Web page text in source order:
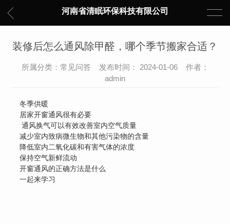
河南省清眠环保科技有限公司
装修后怎么通风除甲醛，哪个季节搬家合适？
所属分类：常见问答 发布时间： 2024-01-06 作者：
admin
冬季供暖
居家开窗通风很有必要
通风换气可以有效改善室内空气质量
减少室内致病微生物和其他污染物的含量
降低室内二氧化碳和有害气体的浓度
保持空气新鲜流动
开窗通风的正确方法是什么
一起来学习